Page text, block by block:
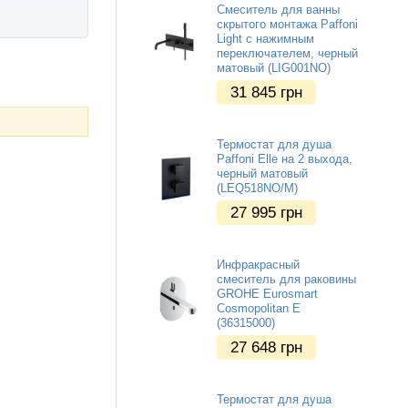
Смеситель для ванны
скрытого монтажа Paffoni
Light с нажимным
переключателем, черный
матовый (LIG001NO)
31 845 грн
Термостат для душа
Paffoni Elle на 2 выхода,
черный матовый
(LEQ518NO/M)
27 995 грн
Инфракрасный
смеситель для раковины
GROHE Eurosmart
Cosmopolitan E
(36315000)
27 648 грн
Термостат для душа